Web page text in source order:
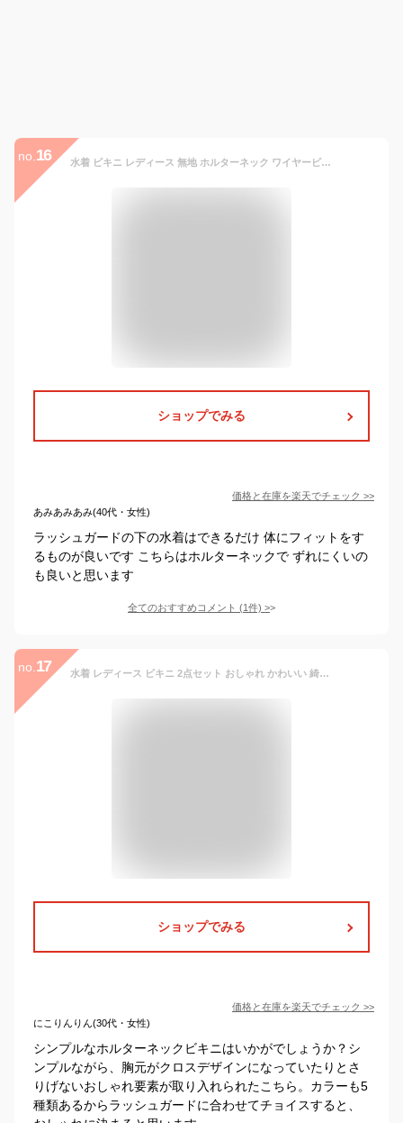
no. 16 水着 ビキニ レディース 無地 ホルターネック ワイヤービキニ オトナ女子 バスト 盛れる 2点セット ブラジリアン 女性用 10代 20代 30代 40代 ママ水着 レース編み風 Tバック風紐付 大人 セクシー かわいい 黒 白 三角ビキニ パッド挿入可 即日発送
ショップでみる
価格と在庫を楽天でチェック >>
あみあみあみ(40代・女性)
ラッシュガードの下の水着はできるだけ 体にフィットをす
るものが良いです こちらはホルターネックで ずれにくいの
も良いと思います
全てのおすすめコメント (1件) >
no. 17 水着 レディース ビキニ 2点セット おしゃれ かわいい 綺麗 黒 白 クロスバンド 無地 ブラ シンプル ショーツ ベーシック ナチュラル アースカラー 流行 ノンワイヤー パッド付き アンダー調整 ホルターネック 20代 30代 40代 ママ水着
ショップでみる
価格と在庫を楽天でチェック >>
にこりんりん(30代・女性)
シンプルなホルターネックビキニはいかがでしょうか？シ
ンプルながら、胸元がクロスデザインになっていたりとさ
りげないおしゃれ要素が取り入れられたこちら。カラーも5
種類あるからラッシュガードに合わせてチョイスすると、